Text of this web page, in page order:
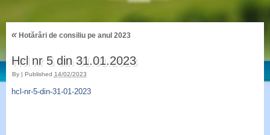
«Hotărâri de consiliu pe anul 2023
Hcl nr 5 din 31.01.2023
By | Published 14/02/2023
hcl-nr-5-din-31-01-2023